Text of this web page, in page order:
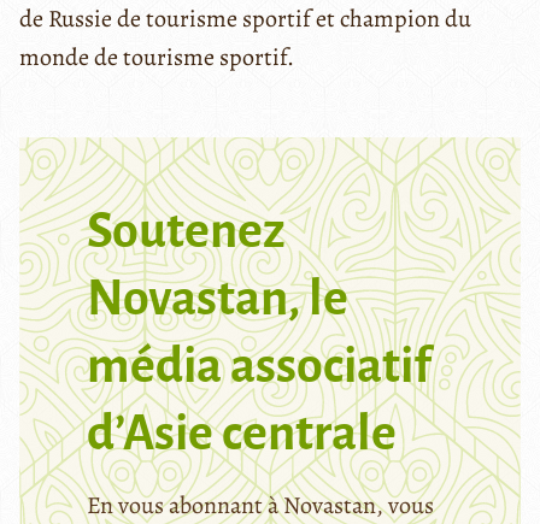
de Russie de tourisme sportif et champion du
monde de tourisme sportif.
Soutenez
Novastan, le
média associatif
d’Asie centrale
En vous abonnant à Novastan, vous